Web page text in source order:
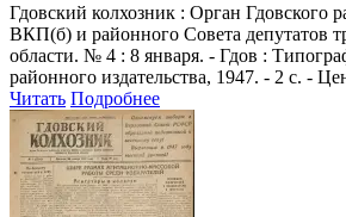
Гдовский колхозник : Орган Гдовского
ВКП(б) и районного Совета депутатов
области. № 4 : 8 января. - Гдов :
районного издательства, 1947. - 2 с. -
Читать Подробнее